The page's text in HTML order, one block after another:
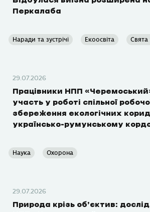
Перкалаба
Наради та зустрічі Екоосвіта Свята
29.07.2026
Працівники НПП
участь у роботі спільної
збереження екологічних
українсько-румунському
Наука Охорона
29.07.2026
Природа крізь об’єктив: